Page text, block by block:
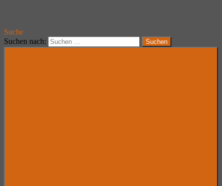
Suche
Suchen nach:
Suchen